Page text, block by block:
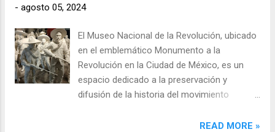
visitantes.
- agosto 05, 2024
El Museo Nacional de la Revolución, ubicado
en el emblemático Monumento a la
Revolución en la Ciudad de México, es un
espacio dedicado a la preservación y
difusión de la historia del movimiento
1986, el museo se encuentra en la Plaza de
READ MORE »